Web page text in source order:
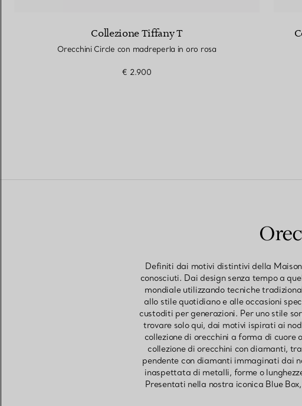
Collezione Tiffany T
Orecchini Circle con madreperla in oro rosa
€ 2.900
Definiti dai motivi distintivi della
conosciuti. Dai design senza tempo a
mondiale utilizzando tecniche
allo stile quotidiano e alle occasioni
custoditi per generazioni. Per uno stile
trovare solo qui, dai motivi ispirati ai
collezione di orecchini a forma di
collezione di orecchini con diamanti,
pendente con diamanti immaginati dai
inaspettata di metalli, forme o
Presentati nella nostra iconica Blue